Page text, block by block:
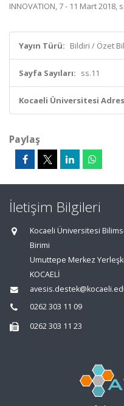
INNOVATION, 7 - 11 Mart 2018,
Yayın Türü: Bildiri / Özet
Sayfa Sayıları: ss.11
Kocaeli Üniversitesi
Paylaş
İletişim Bilgileri
Kocaeli Üniversitesi
Birimi
Umuttepe Merkez
KOCAELİ
0262 303 11 09
0262 303 11 23